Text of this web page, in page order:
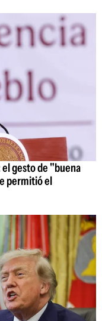
gesto de "buena
permitió el